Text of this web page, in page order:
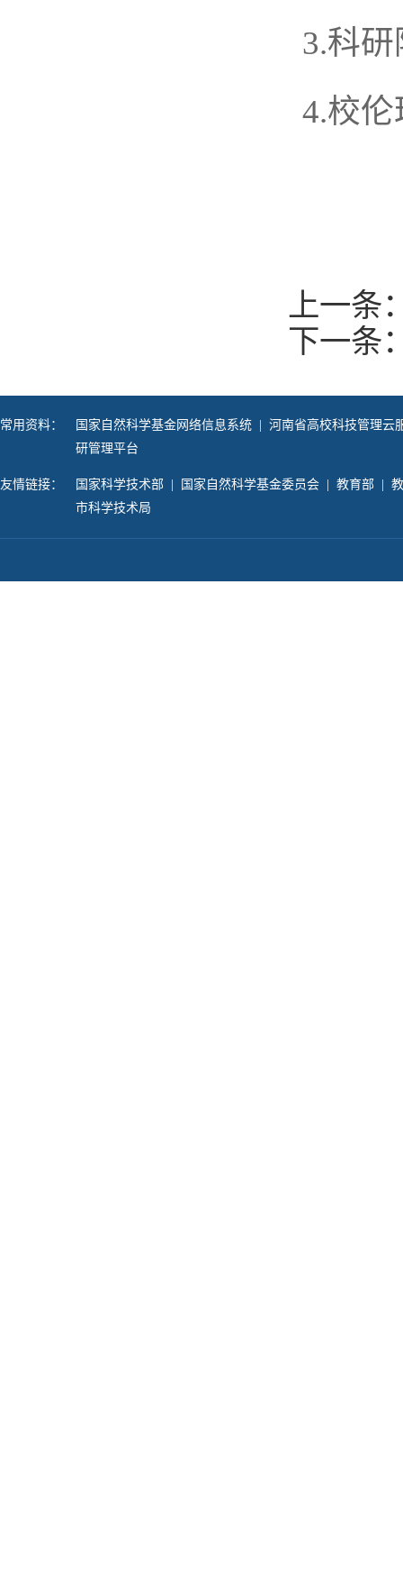
3.科
4.校
上一条
下一条
常用资料： 国家自然科学基金网络信息系统
河南省高校科技管理
研管理平台
友情链接： 国家科学技术部 国家自然科学基金委员会 教育部
市科学技术局